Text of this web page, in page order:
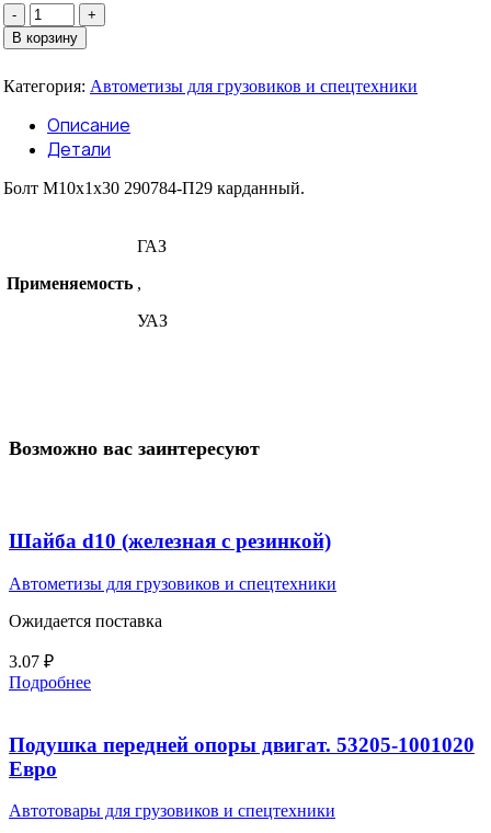
Количество
товара
Болт
290784-
(карданного
вала)
В корзину
Категория: Автометизы для грузовиков и спецтехники
Описание
Детали
Болт М10х1х30 290784-П29 карданный.
Применяемость
ГАЗ
,
УАЗ
Возможно вас заинтересуют
Шайба d10 (железная с резинкой)
Автометизы для грузовиков и спецтехники
Ожидается поставка
3.07 ₽
Подробнее
Подушка передней опоры двигат. 53205-1001020
Евро
Автотовары для грузовиков и спецтехники